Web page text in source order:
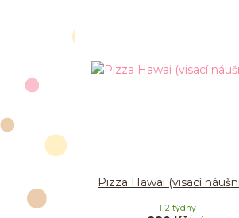
Pizza Hawai (visací
1-2 týdny